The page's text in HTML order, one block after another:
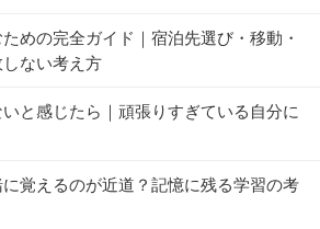
めの完全ガイド｜宿泊先選び・移動・
ない考え方
と感じたら｜頑張りすぎている自分に
覚えるのが近道？記憶に残る学習の考